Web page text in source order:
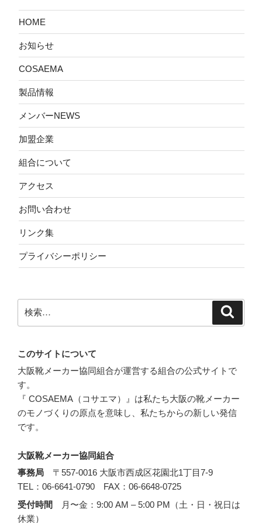
HOME
お知らせ
COSAEMA
製品情報
メンバーNEWS
加盟企業
組合について
アクセス
お問い合わせ
リンク集
プライバシーポリシー
索:
このサイトについて
大阪靴メーカー協同組合が運営する組合の公式サイトで
す。
『 COSAEMA（コサエマ）』は私たち大阪の靴メーカー
のモノづくりの原点を意味し、私たちからの新しい発信
です。
大阪靴メーカー協同組合
事務局 〒557-0016 大阪市西成区花園北1丁目7-9
TEL：06-6641-0790 FAX：06-6648-0725
受付時間
月〜金：9:00 AM – 5:00 PM（土・日・祝日は
休業）